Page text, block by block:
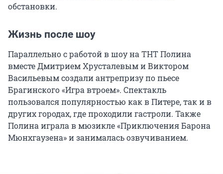
обстановки.
Жизнь после шоу
Параллельно с работой в шоу на ТНТ Полина
вместе Дмитрием Хрусталевым и Виктором
Васильевым создали антрепризу по пьесе
Брагинского «Игра втроем». Спектакль
пользовался популярностью как в Питере, так и в
других городах, где проходили гастроли. Также
Полина играла в мюзикле «Приключения Барона
Мюнхгаузена» и занималась озвучиванием.